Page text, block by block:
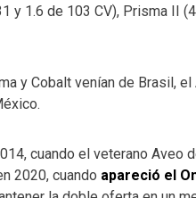
y 1.6 de 103 CV), Prisma II
y Cobalt venían de Brasil,
cuando el veterano
2020, cuando apareció el